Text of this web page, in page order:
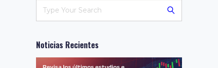
Noticias Recientes